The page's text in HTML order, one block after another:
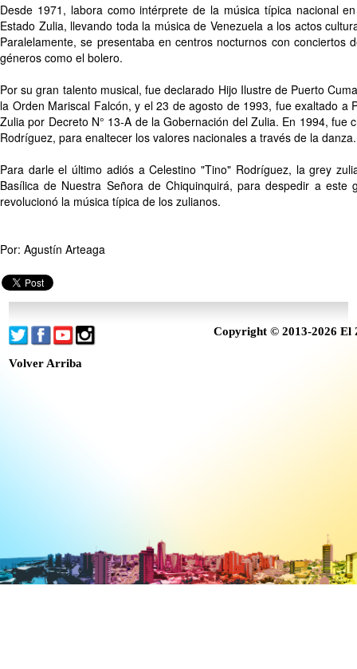
Desde 1971, labora como intérprete de la música típica nacional
Estado Zulia, llevando toda la música de Venezuela a los actos
Paralelamente, se presentaba en centros nocturnos con conciertos
géneros como el bolero.
Por su gran talento musical, fue declarado Hijo Ilustre de Puerto
la Orden Mariscal Falcón, y el 23 de agosto de 1993, fue exaltado a
Zulia por Decreto N° 13-A de la Gobernación del Zulia. En 1994, fue
Rodríguez, para enaltecer los valores nacionales a través de la danza.
Para darle el último adiós a Celestino "Tino" Rodríguez, la grey
Basílica de Nuestra Señora de Chiquinquirá, para despedir a este
revolucionó la música típica de los zulianos.
Por: Agustín Arteaga
Copyright © 2013-2026 El
Volver Arriba